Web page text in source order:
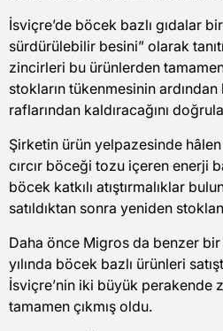
İsviçre’de böcek bazlı gıdalar
sürdürülebilir besini” olarak
zincirleri bu ürünlerden
stokların tükenmesinin
raflarından kaldıracağını
Şirketin ürün yelpazesinde
cırcır böceği tozu içeren enerji
böcek katkılı atıştırmalıklar
satıldıktan sonra yeniden
Daha önce Migros da benzer
yılında böcek bazlı ürünleri
İsviçre’nin iki büyük perakende
tamamen çıkmış oldu.